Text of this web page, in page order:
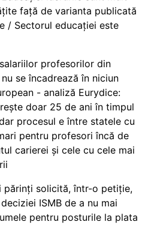
față de varianta publicată
/ Sectorul educației este
profesorilor din
nu se încadrează în niciun
- analiză Eurydice:
doar 25 de ani în timpul
procesul e între statele cu
pentru profesori încă de
carierei și cele cu cele mai
părinți solicită, într-o petiție,
ISMB de a nu mai
pentru posturile la plata